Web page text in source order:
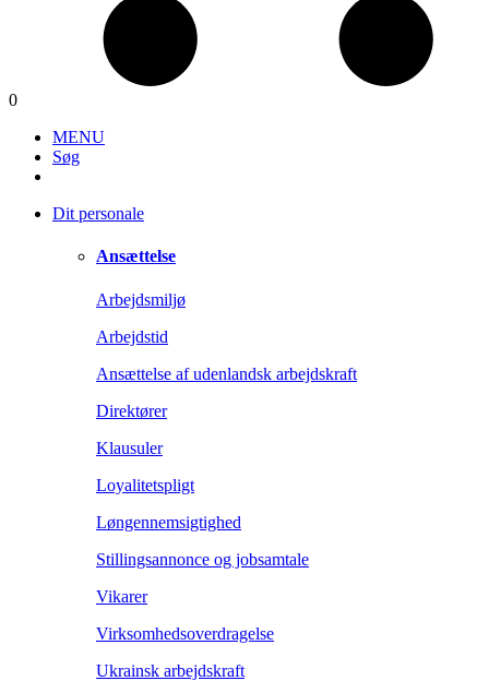
0
MENU
Søg
Dit personale
Ansættelse
Arbejdsmiljø
Arbejdstid
Ansættelse af udenlandsk arbejdskraft
Direktører
Klausuler
Loyalitetspligt
Løngennemsigtighed
Stillingsannonce og jobsamtale
Vikarer
Virksomhedsoverdragelse
Ukrainsk arbejdskraft